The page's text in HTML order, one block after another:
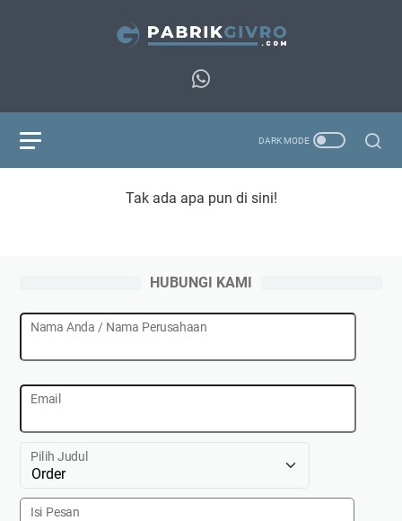
Tak ada apa pun di sini!
HUBUNGI KAMI
Nama Anda / Nama Perusahaan
Email
Pilih Judul
Isi Pesan